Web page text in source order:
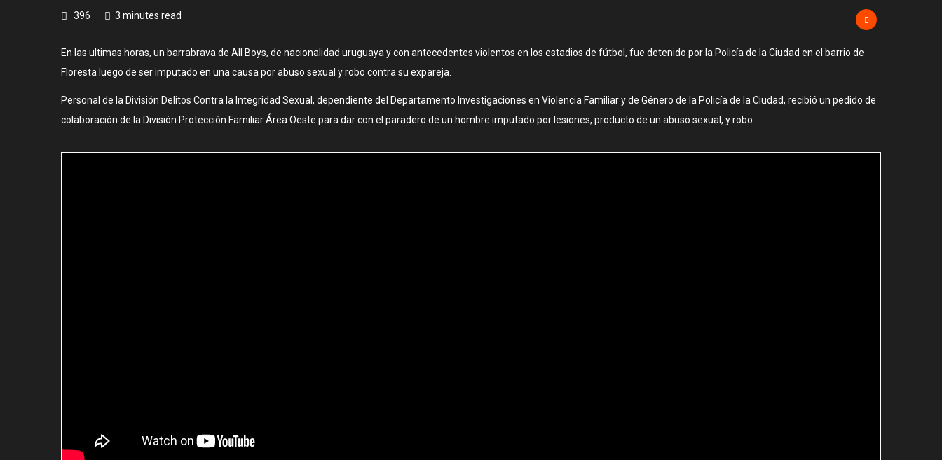
396 3 minutes read
En las ultimas horas, un barrabrava de All Boys, de nacionalidad uruguaya y con antecedentes violentos en los estadios de fútbol, fue detenido por la Policía de la Ciudad en el barrio de
Floresta luego de ser imputado en una causa por abuso sexual y robo contra su expareja.
Personal de la División Delitos Contra la Integridad Sexual, dependiente del Departamento Investigaciones en Violencia Familiar y de Género de la Policía de la Ciudad, recibió un pedido de
colaboración de la División Protección Familiar Área Oeste para dar con el paradero de un hombre imputado por lesiones, producto de un abuso sexual, y robo.